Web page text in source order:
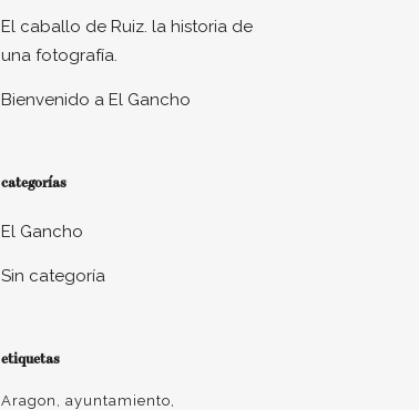
El caballo de Ruiz. la historia de
una fotografía.
Bienvenido a El Gancho
categorías
El Gancho
Sin categoría
etiquetas
Aragon
ayuntamiento